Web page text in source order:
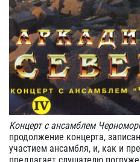
Концерт с ансамблем
продолжение концерта,
участием ансамбля, и, как и